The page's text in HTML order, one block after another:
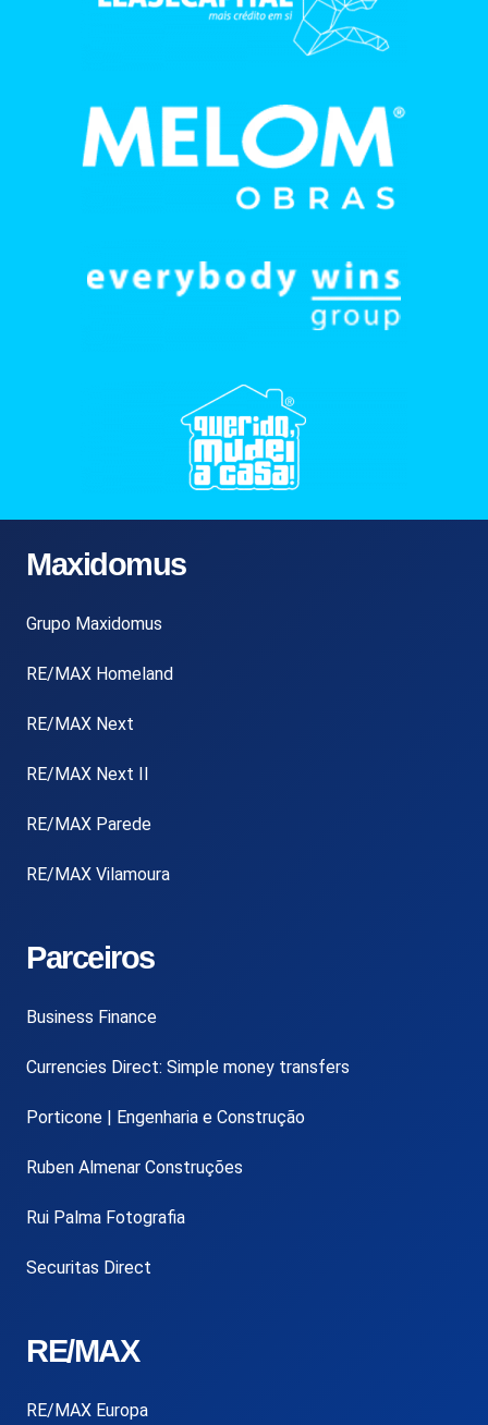
Maxidomus
Grupo Maxidomus
RE/MAX Homeland
RE/MAX Next
RE/MAX Next II
RE/MAX Parede
RE/MAX Vilamoura
Parceiros
Business Finance
Currencies Direct: Simple money transfers
Porticone | Engenharia e Construção
Ruben Almenar Construções
Rui Palma Fotografia
Securitas Direct
RE/MAX
RE/MAX Europa